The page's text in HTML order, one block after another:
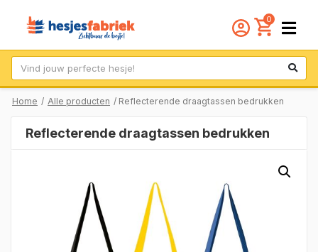
0
Zoek
Home / Alle producten / Reflecterende draagtassen bedrukken
Reflecterende draagtassen bedrukken